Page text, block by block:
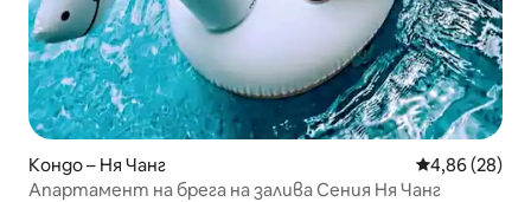
Кондо – Ня Чанг Средна
4,86 (28)
Апартамент на брега на залива Сения Ня Чанг